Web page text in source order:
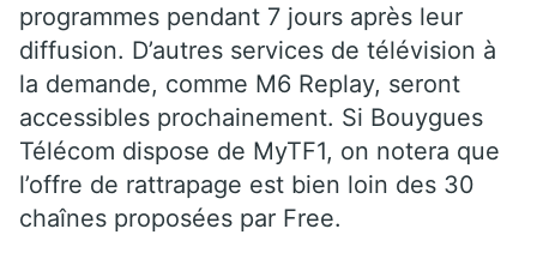
programmes pendant 7 jours après leur
diffusion. D’autres services de télévision à
la demande, comme M6 Replay, seront
accessibles prochainement. Si Bouygues
Télécom dispose de MyTF1, on notera que
l’offre de rattrapage est bien loin des 30
chaînes proposées par Free.